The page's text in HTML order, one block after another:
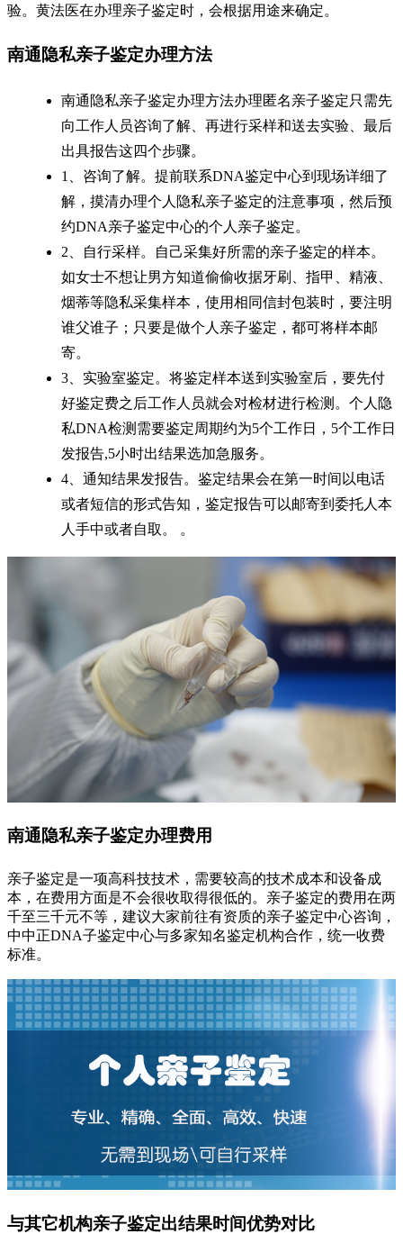
验。黄法医在办理亲子鉴定时，会根据用途来确定。
南通隐私亲子鉴定办理方法
南通隐私亲子鉴定办理方法办理匿名亲子鉴定只需先
向工作人员咨询了解、再进行采样和送去实验、最后
出具报告这四个步骤。
1、咨询了解。提前联系DNA鉴定中心到现场详细了
解，摸清办理个人隐私亲子鉴定的注意事项，然后预
约DNA亲子鉴定中心的个人亲子鉴定。
2、自行采样。自己采集好所需的亲子鉴定的样本。
如女士不想让男方知道偷偷收据牙刷、指甲、精液、
烟蒂等隐私采集样本，使用相同信封包装时，要注明
谁父谁子；只要是做个人亲子鉴定，都可将样本邮
寄。
3、实验室鉴定。将鉴定样本送到实验室后，要先付
好鉴定费之后工作人员就会对检材进行检测。个人隐
私DNA检测需要鉴定周期约为5个工作日，5个工作日
发报告,5小时出结果选加急服务。
4、通知结果发报告。鉴定结果会在第一时间以电话
或者短信的形式告知，鉴定报告可以邮寄到委托人本
人手中或者自取。 。
南通隐私亲子鉴定办理费用
亲子鉴定是一项高科技技术，需要较高的技术成本和设备成
本，在费用方面是不会很收取得很低的。亲子鉴定的费用在两
千至三千元不等，建议大家前往有资质的亲子鉴定中心咨询，
中中正DNA子鉴定中心与多家知名鉴定机构合作，统一收费
标准。
与其它机构亲子鉴定出结果时间优势对比